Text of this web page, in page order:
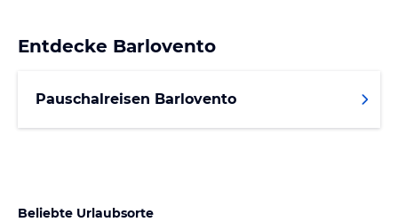
Entdecke Barlovento
Pauschalreisen Barlovento
Beliebte Urlaubsorte